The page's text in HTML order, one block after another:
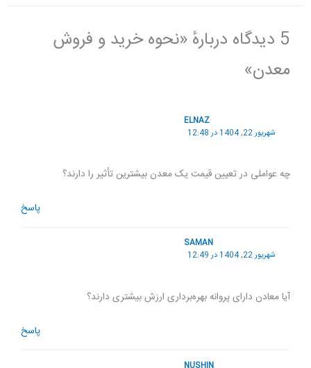
5 دیدگاه دربارهٔ «نحوه خرید و فروش
معدن»
ELNAZ
شهریور 22, 1404 در 12:48
چه عواملی در تعیین قیمت یک معدن بیشترین تأثیر را دارند؟
پاسخ
SAMAN
شهریور 22, 1404 در 12:49
آیا معادن دارای پروانه بهره‌برداری ارزش بیشتری دارند؟
پاسخ